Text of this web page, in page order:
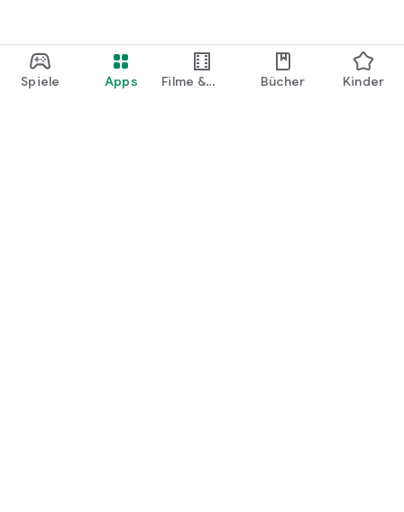
Spiele Apps
Filme &
Bücher Kinder